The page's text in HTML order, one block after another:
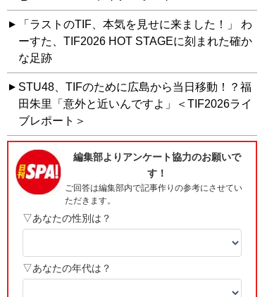
「ラストのTIF、本気を見せに来ました！」 わ
ーすた、TIF2026 HOT STAGEに刻まれた確か
な足跡
STU48、TIFのために広島から当日移動！？福
田朱里「意外と近いんですよ」＜TIF2026ライ
ブレポート＞